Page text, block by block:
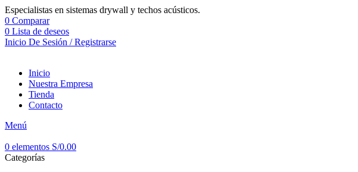
Especialistas en sistemas drywall y techos acústicos.
0 Comparar
0 Lista de deseos
Inicio De Sesión / Registrarse
Inicio
Nuestra Empresa
Tienda
Contacto
Menú
0 elementos S/0.00
Categorías